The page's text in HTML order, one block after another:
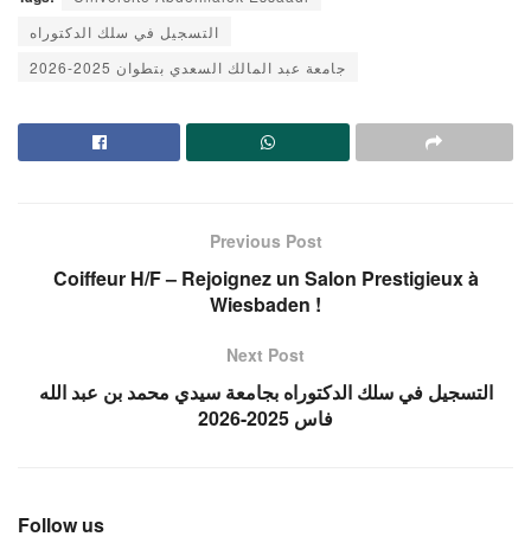
التسجيل في سلك الدكتوراه
جامعة عبد المالك السعدي بتطوان 2025-2026
Previous Post
Coiffeur H/F – Rejoignez un Salon Prestigieux à
Wiesbaden !
Next Post
التسجيل في سلك الدكتوراه بجامعة سيدي محمد بن عبد الله
فاس 2025-2026
Follow us